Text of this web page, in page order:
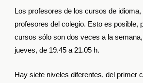
Los profesores de los cursos de
profesores del colegio. Esto es posible,
cursos sólo son dos veces a la
jueves, de 19.45 a 21.05 h.
Hay siete niveles diferentes, del primer